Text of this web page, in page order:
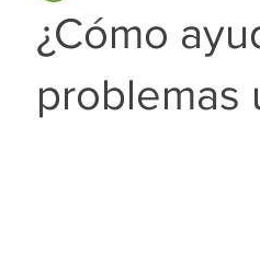
¿Cómo
problemas